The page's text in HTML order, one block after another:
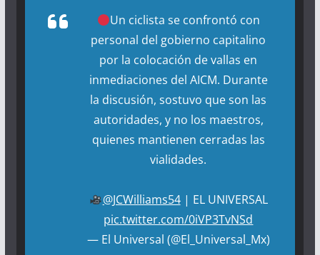
Un ciclista se confrontó con
personal del gobierno capitalino
por la colocación de vallas en
inmediaciones del AICM. Durante
la discusión, sostuvo que son las
autoridades, y no los maestros,
quienes mantienen cerradas las
vialidades.
@JCWilliams54| EL UNIVERSAL
pic.twitter.com/0iVP3TvNSd
— El Universal (@El_Universal_Mx)